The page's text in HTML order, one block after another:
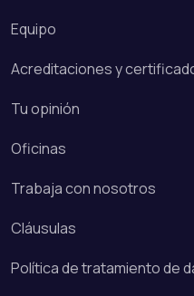
Equipo
Acreditaciones y
Tu opinión
Oficinas
Trabaja con nosotros
Cláusulas
Política de tratamiento de